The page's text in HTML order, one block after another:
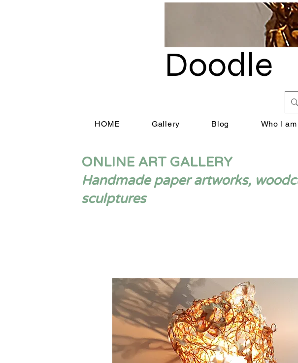
Doodle
HOME Gallery Blog Who I am
ONLINE ART GALLERY
Handmade paper artworks,
sculptures